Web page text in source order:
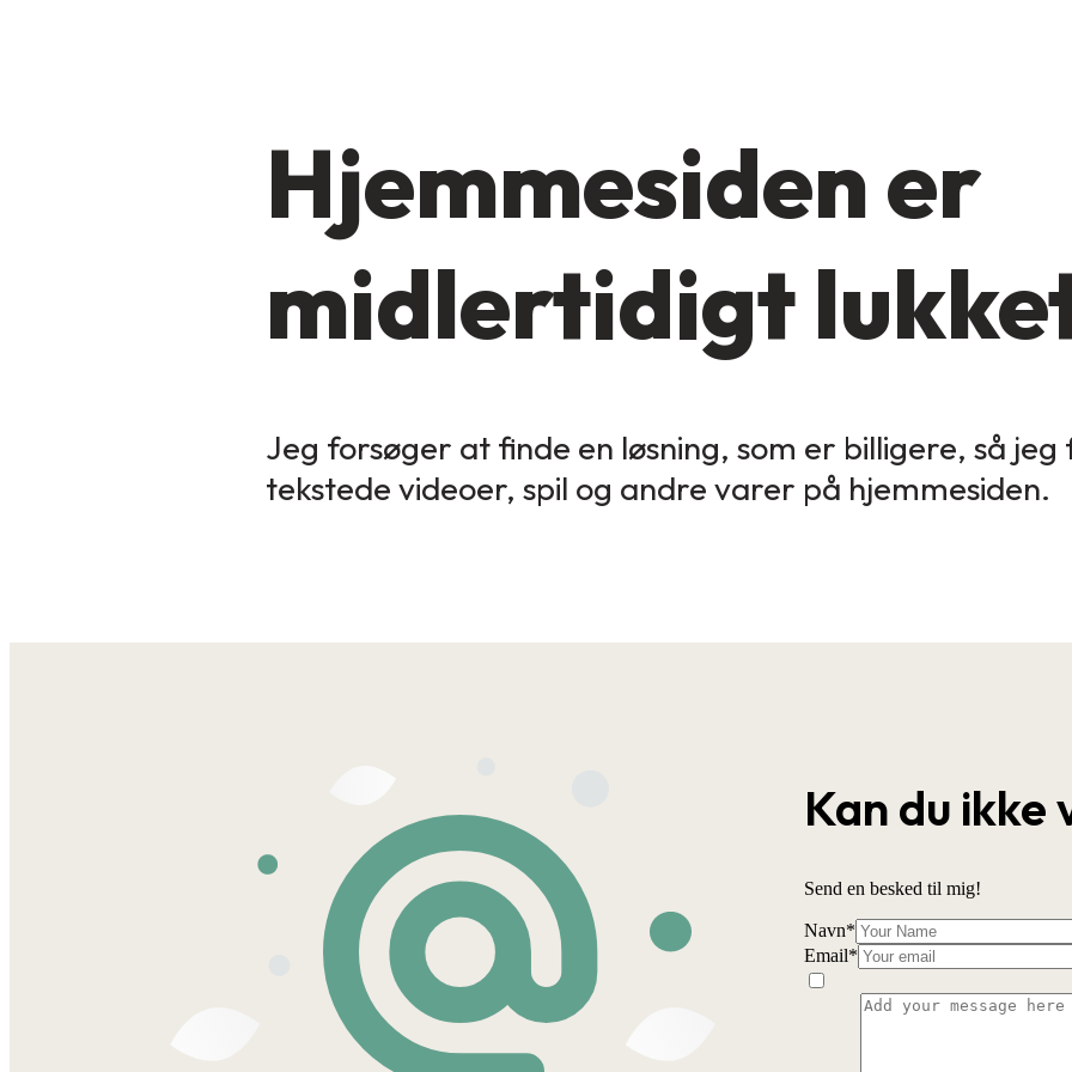
Hjemmesiden er
midlertidigt
Jeg forsøger at finde en løsning, som er billigere, så
tekstede videoer, spil og andre varer på hjemmesiden.
Kan du ikke
Send en besked til mig!
Navn*
Email*